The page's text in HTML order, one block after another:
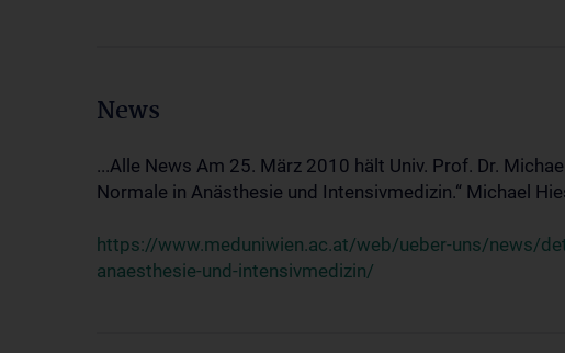
News
...Alle News Am 25. März 2010 hält Univ. Prof. Dr.
Normale in Anästhesie und Intensivmedizin.“ Michael
https://www.meduniwien.ac.at/web/ueber-uns/news/
anaesthesie-und-intensivmedizin/